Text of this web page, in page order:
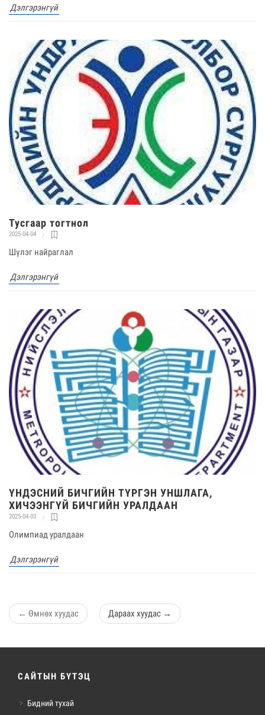
Дэлгэрэнгүй
Тусгаар тогтнол
2025-04-04
Шүлэг найраглал
Дэлгэрэнгүй
ҮНДЭСНИЙ БИЧГИЙН ТҮРГЭН УНШЛАГА,
ХИЧЭЭНГҮЙ БИЧГИЙН УРАЛДААН
2025-04-03
Олимпиад уралдаан
Дэлгэрэнгүй
← Өмнөх хуудас Дараах хуудас →
САЙТЫН БҮТЭЦ
Бидний тухай